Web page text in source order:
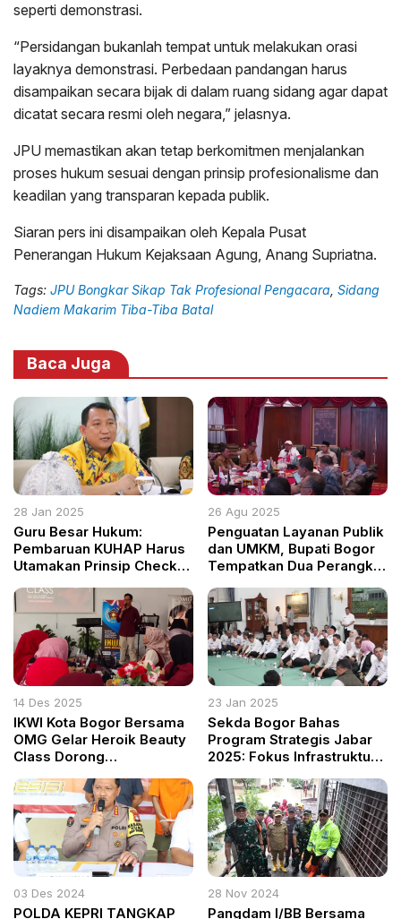
seperti demonstrasi.
“Persidangan bukanlah tempat untuk melakukan orasi
layaknya demonstrasi. Perbedaan pandangan harus
disampaikan secara bijak di dalam ruang sidang agar dapat
dicatat secara resmi oleh negara,” jelasnya.
JPU memastikan akan tetap berkomitmen menjalankan
proses hukum sesuai dengan prinsip profesionalisme dan
keadilan yang transparan kepada publik.
Siaran pers ini disampaikan oleh Kepala Pusat
Penerangan Hukum Kejaksaan Agung, Anang Supriatna.
Tags: JPU Bongkar Sikap Tak Profesional Pengacara Sidang
Nadiem Makarim Tiba-Tiba Batal
Baca Juga
28 Jan 2025
Guru Besar Hukum:
Pembaruan KUHAP Harus
Utamakan Prinsip Check
26 Agu 2025
Penguatan Layanan Publik
dan UMKM, Bupati Bogor
Tempatkan Dua Perangkat
14 Des 2025
IKWI Kota Bogor Bersama
OMG Gelar Heroik Beauty
Class Dorong
Perempuan di Era Modern
23 Jan 2025
Sekda Bogor Bahas
Program Strategis Jabar
2025: Fokus Infrastruktur
03 Des 2024
POLDA KEPRI TANGKAP
28 Nov 2024
Pangdam I/BB Bersama